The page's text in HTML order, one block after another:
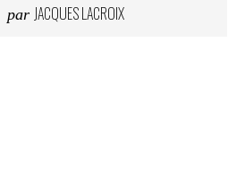
par JACQUES LACROIX